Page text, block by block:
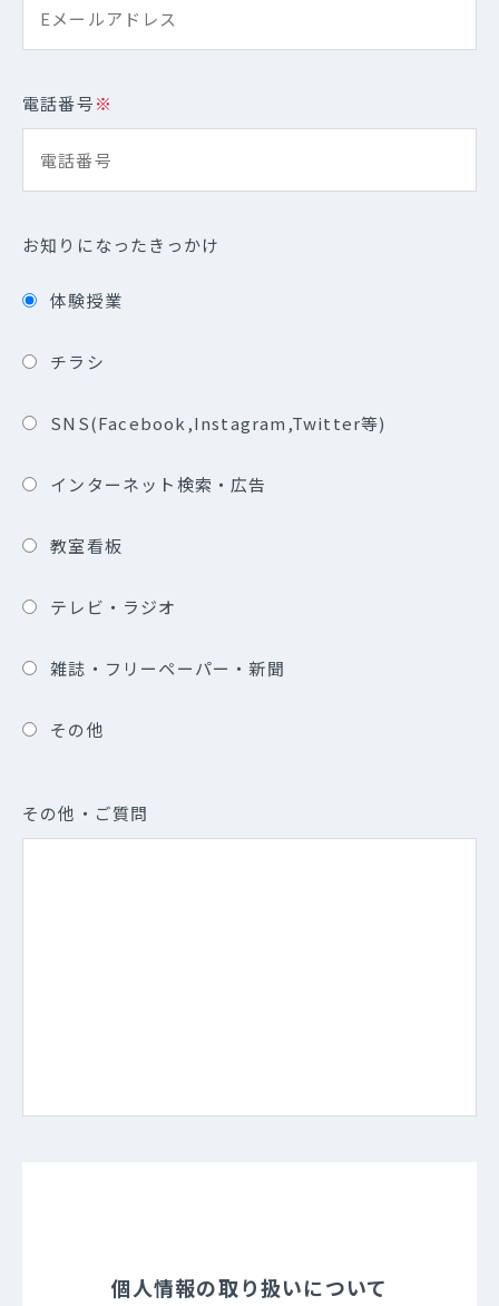
電話番号※
お知りになったきっかけ
体験授業
チラシ
SNS(Facebook,Instagram,Twitter等)
インターネット検索・広告
教室看板
テレビ・ラジオ
雑誌・フリーペーパー・新聞
その他
その他・ご質問
個人情報の取り扱いについて